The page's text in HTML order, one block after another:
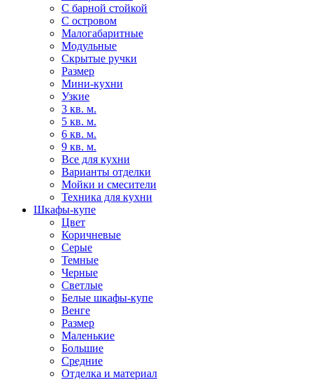
С барной стойкой
С островом
Малогабаритные
Модульные
Скрытые ручки
Размер
Мини-кухни
Узкие
3 кв. м.
5 кв. м.
6 кв. м.
9 кв. м.
Все для кухни
Варианты отделки
Мойки и смесители
Техника для кухни
Шкафы-купе
Цвет
Коричневые
Серые
Темные
Черные
Светлые
Белые шкафы-купе
Венге
Размер
Маленькие
Большие
Средние
Отделка и материал